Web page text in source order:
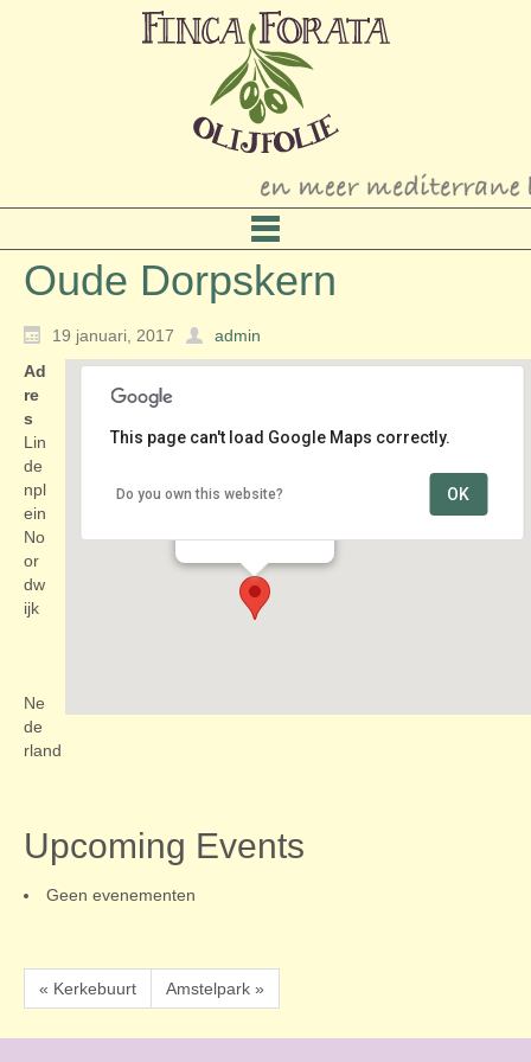
Oude Dorpskern
19 januari, 2017 admin
Oude Dorpskern
This page can't load Google Maps correctly.
Do you own this website? OK
Ad
re
s
Lin
de
npl
ein
No
or
dw
ijk
Ne
de
rland
Upcoming Events
Geen evenementen
« Kerkebuurt Amstelpark »